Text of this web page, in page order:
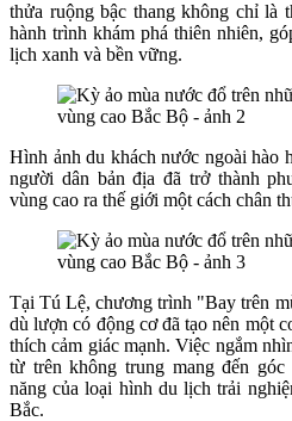
thửa ruộng bậc thang không chỉ là
hành trình khám phá thiên nhiên,
lịch xanh và bền vững.
Hình ảnh du khách nước ngoài hào
người dân bản địa đã trở thành
vùng cao ra thế giới một cách chân
Tại Tú Lệ, chương trình "Bay trên
dù lượn có động cơ đã tạo nên một
thích cảm giác mạnh. Việc ngắm
từ trên không trung mang đến
năng của loại hình du lịch trải
Bắc.